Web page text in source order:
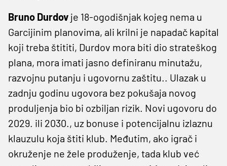
Bruno Durdov je 18-ogodišnjak kojeg nema u
Garcijinim planovima, ali krilni je napadač kapital
koji treba štititi, Durdov mora biti dio strateškog
plana, mora imati jasno definiranu minutažu,
razvojnu putanju i ugovornu zaštitu.. Ulazak u
zadnju godinu ugovora bez pokušaja novog
produljenja bio bi ozbiljan rizik. Novi ugovoru do
2029. ili 2030., uz bonuse i potencijalnu izlaznu
klauzulu koja štiti klub. Međutim, ako igrač i
okruženje ne žele produženje, tada klub već